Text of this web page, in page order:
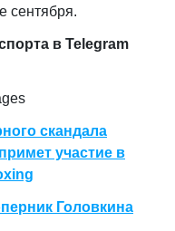
сентября.
в Telegram
скандала
участие в
Головкина